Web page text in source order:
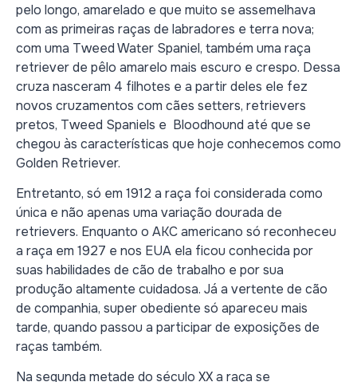
pelo longo, amarelado e que muito se assemelhava
com as primeiras raças de labradores e terra nova;
com uma Tweed Water Spaniel, também uma raça
retriever de pêlo amarelo mais escuro e crespo. Dessa
cruza nasceram 4 filhotes e a partir deles ele fez
novos cruzamentos com cães setters, retrievers
pretos, Tweed Spaniels e Bloodhound até que se
chegou às características que hoje conhecemos como
Golden Retriever.
Entretanto, só em 1912 a raça foi considerada como
única e não apenas uma variação dourada de
retrievers. Enquanto o AKC americano só reconheceu
a raça em 1927 e nos EUA ela ficou conhecida por
suas habilidades de cão de trabalho e por sua
produção altamente cuidadosa. Já a vertente de cão
de companhia, super obediente só apareceu mais
tarde, quando passou a participar de exposições de
raças também.
Na segunda metade do século XX a raça se